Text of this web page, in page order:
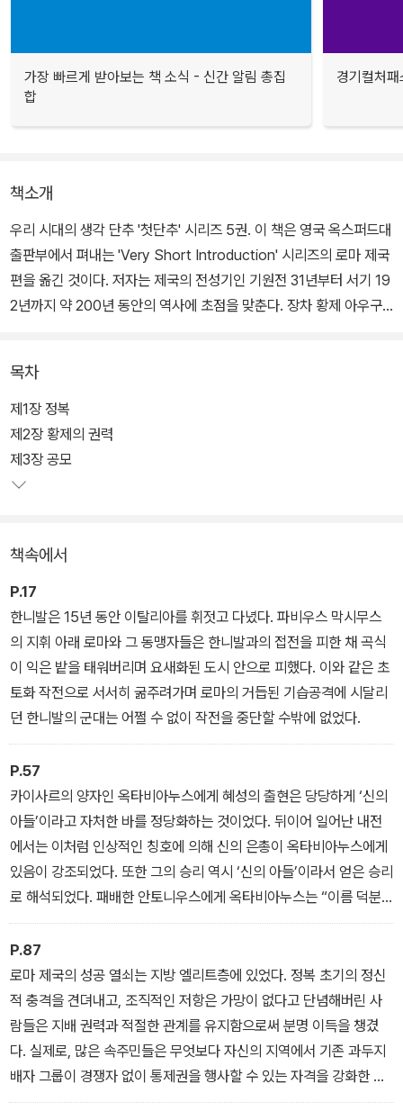
가장 빠르게 받아보는 책 소식 - 신간 알림 총집
합
경기컬처
책소개
우리 시대의 생각 단추 '첫단추' 시리즈 5권. 이 책은 영국 옥스퍼드대
출판부에서 펴내는 'Very Short Introduction' 시리즈의 로마 제국
편을 옮긴 것이다. 저자는 제국의 전성기인 기원전 31년부터 서기 19
2년까지 약 200년 동안의 역사에 초점을 맞춘다. 장차 황제 아우구
다.
저자는 일곱 가지 주제 - 정복, 황제 권력, 제국의 운영과 속주 엘리트
들, 역사 전쟁, 제국과 기독교도들, 평범한 로마인들의 삶과 죽음, 현
대 세계 속의 로마 제국 - 을 중심으로 제국의 건설과 운영뿐만 아니
다.
목차
제1장 정복
제2장 황제의 권력
제3장 공모
책속에서
P.17
한니발은 15년 동안 이탈리아를 휘젓고 다녔다. 파비우스 막시무스
의 지휘 아래 로마와 그 동맹자들은 한니발과의 접전을 피한 채 곡식
이 익은 밭을 태워버리며 요새화된 도시 안으로 피했다. 이와 같은 초
토화 작전으로 서서히 굶주려가며 로마의 거듭된 기습공격에 시달리
던 한니발의 군대는 어쩔 수 없이 작전을 중단할 수밖에 없었다.
P.57
카이사르의 양자인 옥타비아누스에게 혜성의 출현은 당당하게 ‘신의
아들’이라고 자처한 바를 정당화하는 것이었다. 뒤이어 일어난 내전
에서는 이처럼 인상적인 칭호에 의해 신의 은총이 옥타비아누스에게
있음이 강조되었다. 또한 그의 승리 역시 ‘신의 아들’이라서 얻은 승리
로 해석되었다. 패배한 안토니우스에게 옥타비아누스는 “이름 덕분
에 모든 것을 손에 쥔 젊은이”였다. 이 아우구스투스의 신성은 화장용
장작더미 꼭대기에서 독수리가 날아오름으로써 확인되었다. 독수리
는 신들의 왕인 유피테르 신의 신령한 새로 여겨졌다.
P.87
로마 제국의 성공 열쇠는 지방 엘리트층에 있었다. 정복 초기의 정신
적 충격을 견뎌내고, 조직적인 저항은 가망이 없다고 단념해버린 사
람들은 지배 권력과 적절한 관계를 유지함으로써 분명 이득을 챙겼
다. 실제로, 많은 속주민들은 무엇보다 자신의 지역에서 기존 과두지
배자 그룹이 경쟁자 없이 통제권을 행사할 수 있는 자격을 강화한 것
에서 로마의 지배를 실감했다.